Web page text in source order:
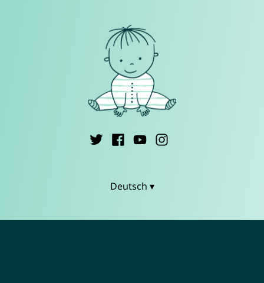
Deutsch ▾